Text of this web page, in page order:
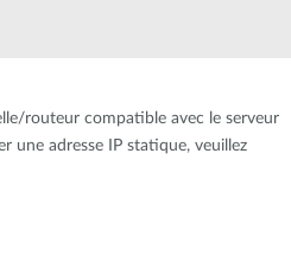
routeur compatible avec le serveur
une adresse IP statique, veuillez